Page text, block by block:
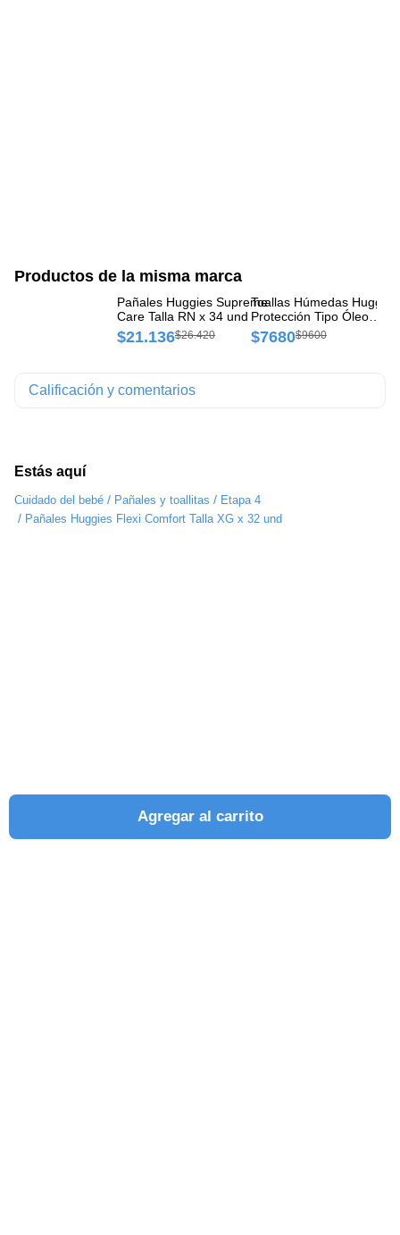
Estás aquí
Cuidado del bebé / Pañales y toallitas / Etapa 4
/ Pañales Huggies Flexi Comfort Talla XG x 32 und
Productos de la misma marca
Pañales Huggies Supreme
Care Talla RN x 34 und
$21.136$26.420
Toallas Húmedas Huggies
Protección Tipo Óleo
Calcáreo Paquete x 48
$7680$9600
Agregar al carrito
Calificación y comentarios